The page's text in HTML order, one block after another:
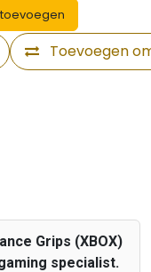
Toevoegen
Grips (XBOX)
specialist.